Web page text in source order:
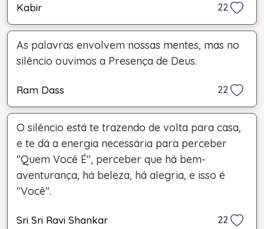
Kabir 22
As palavras envolvem nossas mentes, mas no
silêncio ouvimos a Presença de Deus.
Ram Dass 22
O silêncio está te trazendo de volta para casa,
e te dá a energia necessária para perceber
"Quem Você É", perceber que há bem-
aventurança, há beleza, há alegria, e isso é
"Você".
Sri Sri Ravi Shankar 22